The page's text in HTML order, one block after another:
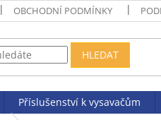
OBCHODNÍ PODMÍNKY
HLEDAT
Příslušenství k vysavačům